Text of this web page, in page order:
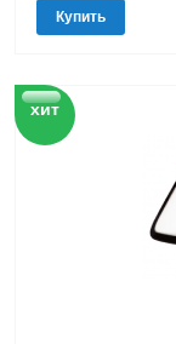
Купить
хит